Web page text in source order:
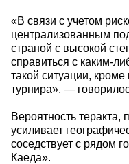
«В связи с учетом
централизованным
страной с высокой
справиться с каким-
такой ситуации,
турнира», —
Вероятность
усиливает
соседствует с рядом
Каеда».